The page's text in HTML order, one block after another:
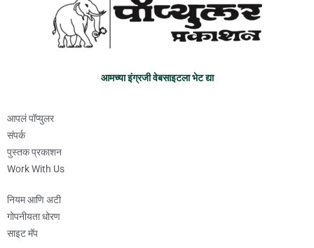
आमच्या इंग्रजी वेबसाइटला भेट द्या
आपलं पॉप्युलर
संपर्क
पुस्तक प्रकाशन
Work With Us
नियम आणि अटी
गोपनीयता धोरण
साइट मॅप